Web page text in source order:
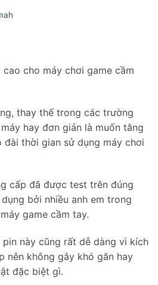
₫.cho máy chơi game cầm
thay thế trong các trường
hay đơn giản là muốn tăng
thời gian sử dụng máy chơi
cấp đã được test trên đúng
bởi nhiều anh em trong
game cầm tay.
này cũng rất dễ dàng vì kích
nên không gây khó găn hay
đặc biệt gì.